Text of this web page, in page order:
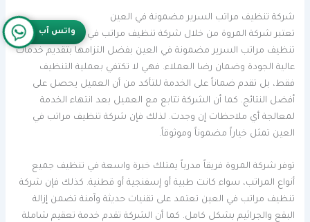
شركة تنظيف مراتب السرير مضمونة في العين
تعتبر شركة المروة من خلال شركة تنظيف مراتب في العين شركة
تنظيف مراتب السرير مضمونة في العين بفضل التزامها بتقديم خدمات
عالية الجودة وضمان رضا العملاء. فهي لا تكتفي بعملية التنظيف
فقط، بل تقدم ضماناً على الخدمة للتأكد من أن العميل يحصل على
أفضل النتائج. كما أن الشركة تتابع مع العميل بعد انتهاء الخدمة
لمعالجة أي ملاحظات إن وجدت. لذلك فإن شركة تنظيف مراتب في
العين تمثل خياراً مضموناً وموثوقاً.
توفر شركة المروة فريقاً مدرباً يمتلك خبرة واسعة في تنظيف جميع
أنواع المراتب، سواء كانت طبية أو إسفنجية أو قطنية. كذلك فإن شركة
تنظيف مراتب في العين تعتمد على تقنيات حديثة وآمنة تضمن إزالة
البقع والجراثيم بشكل كامل. كما أن الشركة تقدم خدمة تعقيم شاملة
واتس آب